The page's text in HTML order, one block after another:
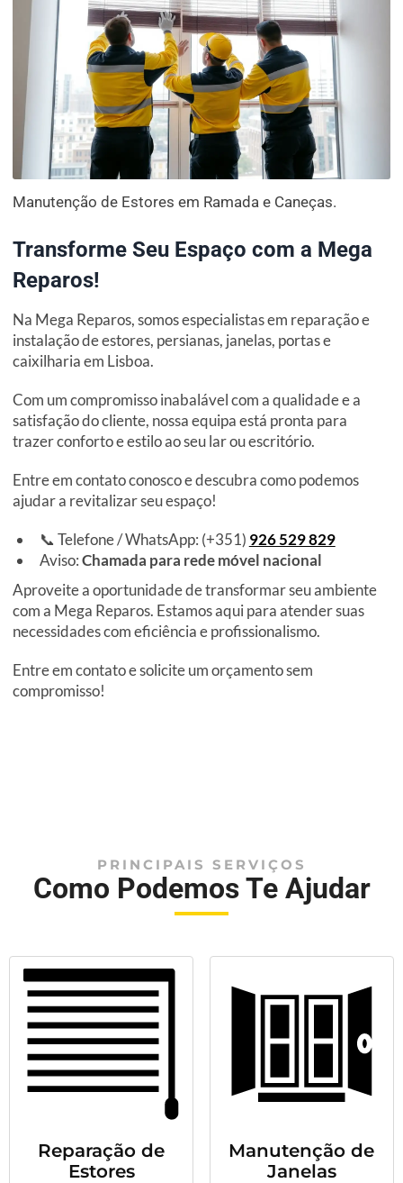
Manutenção de Estores em Ramada e Caneças.
Transforme Seu Espaço com a Mega
Reparos!
Na Mega Reparos, somos especialistas em reparação e
instalação de estores, persianas, janelas, portas e
caixilharia em Lisboa.
Com um compromisso inabalável com a qualidade e a
satisfação do cliente, nossa equipa está pronta para
trazer conforto e estilo ao seu lar ou escritório.
Entre em contato conosco e descubra como podemos
ajudar a revitalizar seu espaço!
📞 Telefone / WhatsApp: (+351) 926 529 829
Aviso:Chamada para rede móvel nacional
Aproveite a oportunidade de transformar seu ambiente
com a Mega Reparos. Estamos aqui para atender suas
necessidades com eficiência e profissionalismo.
Entre em contato e solicite um orçamento sem
compromisso!
PRINCIPAIS SERVIÇOS
Como Podemos Te Ajudar
Reparação de
Estores
Manutenção de
Janelas